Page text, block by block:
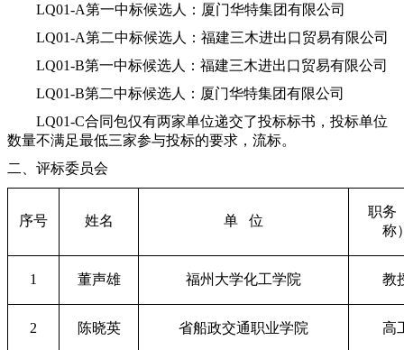
LQ01-A第一中标候选人： 厦门华特集团有限公司
LQ01-A第二中标候选人： 福建三木进出口贸易有限公司
LQ01-B第一中标候选人： 福建三木进出口贸易有限公司
LQ01-B第二中标候选人： 厦门华特集团有限公司
LQ01-C合同包仅有两家单位递交了投标标书，投标单位
数量不满足最低三家参与投标的要求，流标。
二、评标委员会
序号 姓名 单 位
职务
称
1 董声雄 福州大学化工学院 教
2 陈晓英 省船政交通职业学院 高